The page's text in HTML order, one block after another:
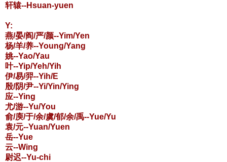
轩辕--Hsuan-yuen
Y:
燕/晏/阎/严/颜--Yim/Yen
杨/羊/养--Young/Yang
姚--Yao/Yau
叶--Yip/Yeh/Yih
伊/易/羿--Yih/E
殷/阴/尹--Yi/Yin/Ying
应--Ying
尤/游--Yu/You
俞/庾/于/余/虞/郁/余/禹--Yue/Yu
袁/元--Yuan/Yuen
岳--Yue
云--Wing
尉迟--Yu-chi